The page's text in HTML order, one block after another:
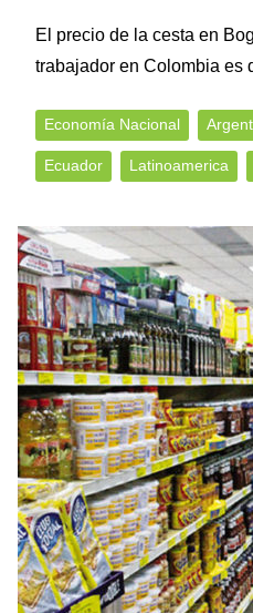
El precio de la cesta en
trabajador en Colombia es
Economía Nacional
Ecuador Latinoamerica